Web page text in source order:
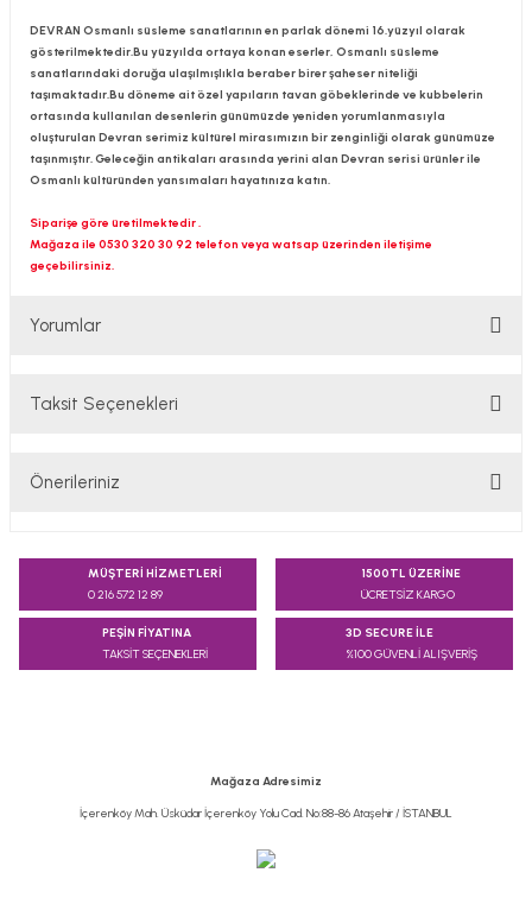
DEVRAN Osmanlı süsleme sanatlarının en parlak dönemi 16.yüzyıl olarak
gösterilmektedir.Bu yüzyılda ortaya konan eserler, Osmanlı süsleme
sanatlarındaki doruğa ulaşılmışlıkla beraber birer şaheser niteliği
taşımaktadır.Bu döneme ait özel yapıların tavan göbeklerinde ve kubbelerin
ortasında kullanılan desenlerin günümüzde yeniden yorumlanmasıyla
oluşturulan Devran serimiz kültürel mirasımızın bir zenginliği olarak günümüze
taşınmıştır. Geleceğin antikaları arasında yerini alan Devran serisi ürünler ile
Osmanlı kültüründen yansımaları hayatınıza katın.
Siparişe göre üretilmektedir .
Mağaza ile 0530 320 30 92 telefon veya watsap üzerinden iletişime
geçebilirsiniz.
Yorumlar
Taksit Seçenekleri
Önerileriniz
konularda yetersiz gördüğünüz noktaları öneri formunu
kullanarak tarafımıza iletebilirsiniz.
Ürün resmi kalitesiz, bozuk veya görüntülenemiyor.
MÜŞTERİ HİZMETLERİ
0 216 572 12 89
1500TL ÜZERİNE
ÜCRETSİZ KARGO
PEŞİN FİYATINA
TAKSİT SEÇENEKLERİ
3D SECURE İLE
%100 GÜVENLİ ALIŞVERİŞ
Mağaza Adresimiz
İçerenköy Mah. Üsküdar İçerenköy Yolu Cad. No:88-86 Ataşehir / İSTANBUL